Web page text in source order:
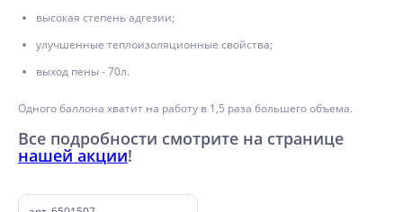
высокая степень адгезии;
улучшенные теплоизоляционные свойства;
выход пены - 70л.
Одного баллона хватит на работу в 1,5 раза большего объема.
Все подробности смотрите на странице
нашей акции!